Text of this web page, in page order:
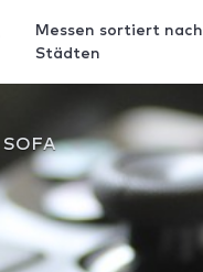
Messen sortiert nach
Städten
SOFA